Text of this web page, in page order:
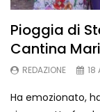
Pioggia di
Cantina
REDAZIONE 18
Ha emozionato,